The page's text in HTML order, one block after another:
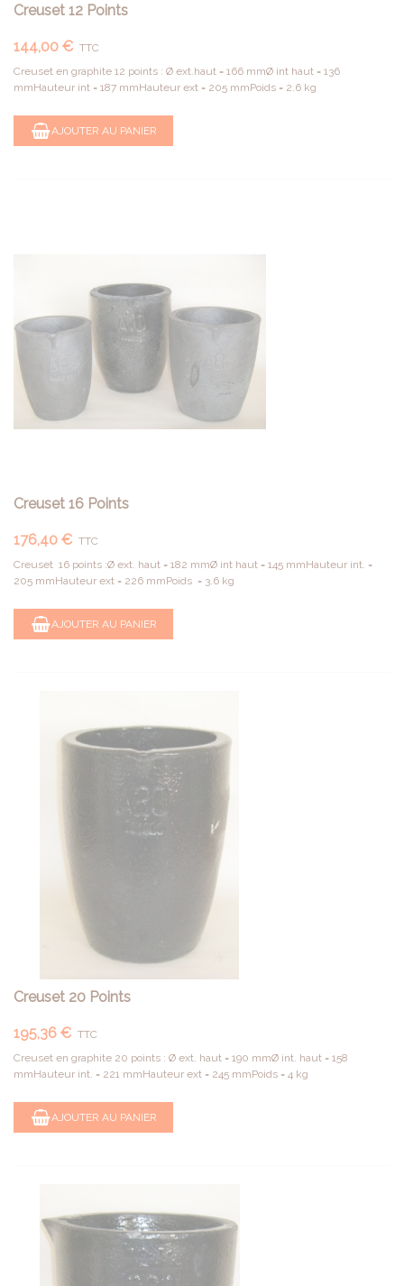
Creuset 12 Points
144,00 € TTC
Creuset en graphite 12 points : Ø ext.haut = 166 mmØ int haut = 136
mmHauteur int = 187 mmHauteur ext = 205 mmPoids = 2.6 kg
AJOUTER AU PANIER
Creuset 16 Points
176,40 € TTC
Creuset 16 points :Ø ext. haut = 182 mmØ int haut = 145 mmHauteur int. =
205 mmHauteur ext = 226 mmPoids = 3.6 kg
AJOUTER AU PANIER
Creuset 20 Points
195,36 € TTC
Creuset en graphite 20 points : Ø ext. haut = 190 mmØ int. haut = 158
mmHauteur int. = 221 mmHauteur ext = 245 mmPoids = 4 kg
AJOUTER AU PANIER